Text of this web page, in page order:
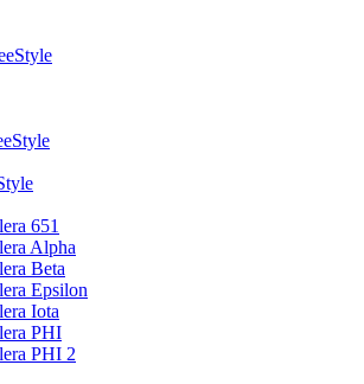
651
Alpha
Beta
Epsilon
Iota
PHI
PHI 2